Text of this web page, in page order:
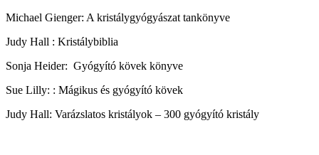
Michael Gienger: A kristálygyógyászat tankönyve
Judy Hall : Kristálybiblia
Sonja Heider: Gyógyító kövek könyve
Sue Lilly: : Mágikus és gyógyító kövek
Judy Hall: Varázslatos kristályok – 300 gyógyító kristály